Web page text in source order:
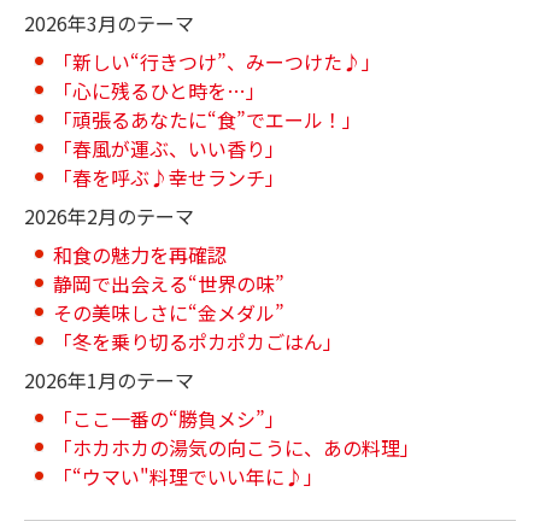
2026年3月のテーマ
「新しい“行きつけ”、みーつけた♪」
「心に残るひと時を…」
「頑張るあなたに“食”でエール！」
「春風が運ぶ、いい香り」
「春を呼ぶ♪幸せランチ」
2026年2月のテーマ
和食の魅力を再確認
静岡で出会える“世界の味”
その美味しさに“金メダル”
「冬を乗り切るポカポカごはん」
2026年1月のテーマ
「ここ一番の“勝負メシ”」
「ホカホカの湯気の向こうに、あの料理」
「“ウマい"料理でいい年に♪」